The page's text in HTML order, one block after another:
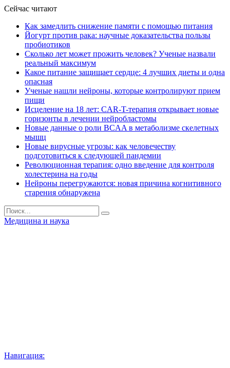
Сейчас читают
Как замедлить снижение памяти с помощью питания
Йогурт против рака: научные доказательства пользы
пробиотиков
Сколько лет может прожить человек? Ученые назвали
реальный максимум
Какое питание защищает сердце: 4 лучших диеты и одна
опасная
Ученые нашли нейроны, которые контролируют прием
пищи
Исцеление на 18 лет: CAR-T-терапия открывает новые
горизонты в лечении нейробластомы
Новые данные о роли BCAA в метаболизме скелетных
мышц
Новые вирусные угрозы: как человечеству
подготовиться к следующей пандемии
Революционная терапия: одно введение для контроля
холестерина на годы
Нейроны перегружаются: новая причина когнитивного
старения обнаружена
Медицина и наука
Навигация: